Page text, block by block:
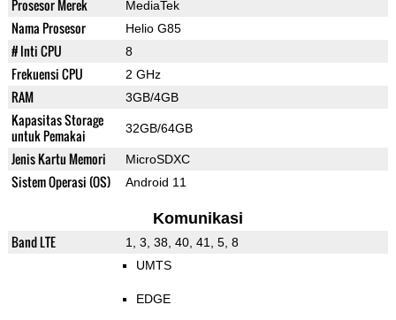
Prosesor Merek MediaTek
Nama Prosesor Helio G85
# Inti CPU 8
Frekuensi CPU 2 GHz
RAM 3GB/4GB
Kapasitas Storage
untuk Pemakai
32GB/64GB
Jenis Kartu Memori MicroSDXC
Sistem Operasi (OS) Android 11
Komunikasi
Band LTE 1, 3, 38, 40, 41, 5, 8
UMTS
EDGE